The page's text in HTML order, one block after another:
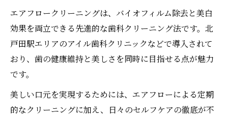
エアフロークリーニングは、バイオフィルム除去と美白
効果を両立できる先進的な歯科クリーニング法です。北
戸田駅エリアのアイル歯科クリニックなどで導入されて
おり、歯の健康維持と美しさを同時に目指せる点が魅力
です。
美しい口元を実現するためには、エアフローによる定期
的なクリーニングに加え、日々のセルフケアの徹底が不